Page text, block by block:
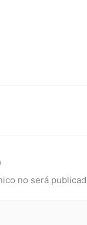
no será